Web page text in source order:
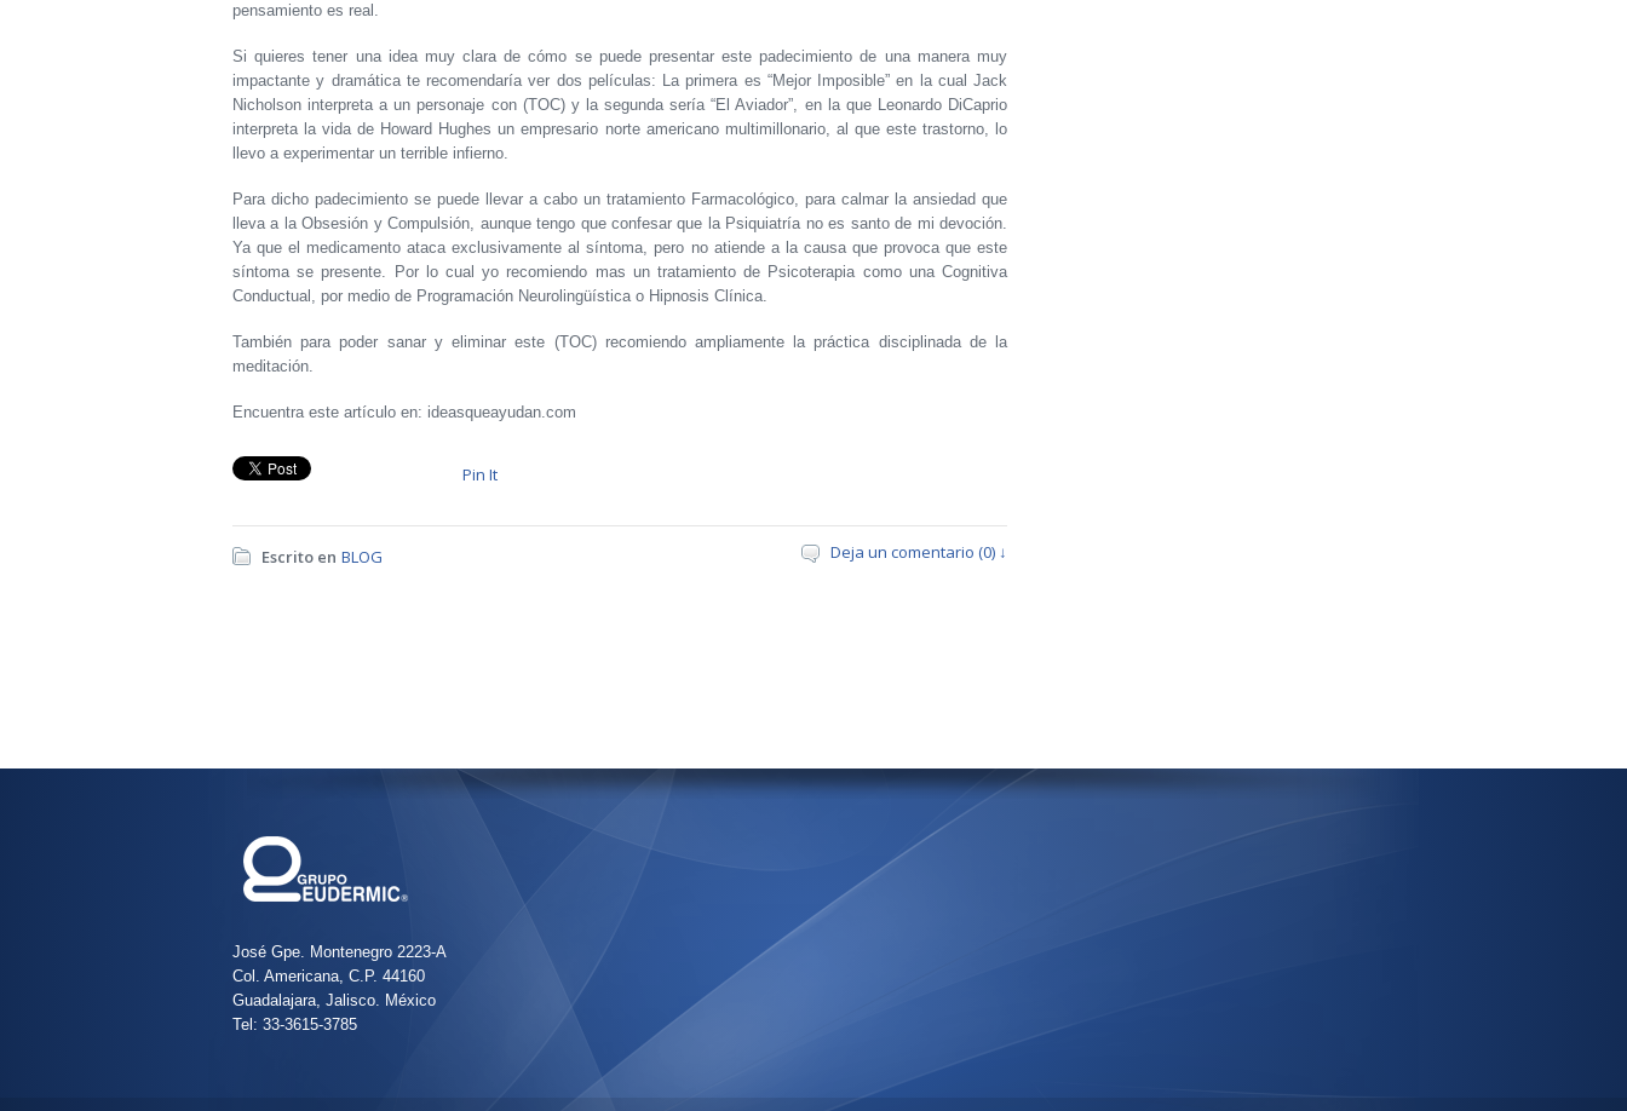
pensamiento es real.
Si quieres tener una idea muy clara de cómo se puede presentar este padecimiento de una manera muy
impactante y dramática te recomendaría ver dos películas: La primera es “Mejor Imposible” en la cual Jack
Nicholson interpreta a un personaje con (TOC) y la segunda sería “El Aviador”, en la que Leonardo DiCaprio
interpreta la vida de Howard Hughes un empresario norte americano multimillonario, al que este trastorno, lo
llevo a experimentar un terrible infierno.
Para dicho padecimiento se puede llevar a cabo un tratamiento Farmacológico, para calmar la ansiedad que
lleva a la Obsesión y Compulsión, aunque tengo que confesar que la Psiquiatría no es santo de mi devoción.
Ya que el medicamento ataca exclusivamente al síntoma, pero no atiende a la causa que provoca que este
síntoma se presente. Por lo cual yo recomiendo mas un tratamiento de Psicoterapia como una Cognitiva
Conductual, por medio de Programación Neurolingüística o Hipnosis Clínica.
También para poder sanar y eliminar este (TOC) recomiendo ampliamente la práctica disciplinada de la
meditación.
Encuentra este artículo en: ideasqueayudan.com
Pin It
Escrito en BLOG Deja un comentario (0) ↓
José Gpe. Montenegro 2223-A
Col. Americana, C.P. 44160
Guadalajara, Jalisco. México
Tel: 33-3615-3785